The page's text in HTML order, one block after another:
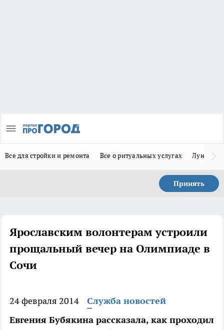
Все для стройки и ремонта Все о ритуальных услугах Лунно-
Принять
Ярославским волонтерам устроили
прощальный вечер на Олимпиаде в
Сочи
24 февраля 2014
Служба новостей
Евгения Бубякина рассказала, как проходил